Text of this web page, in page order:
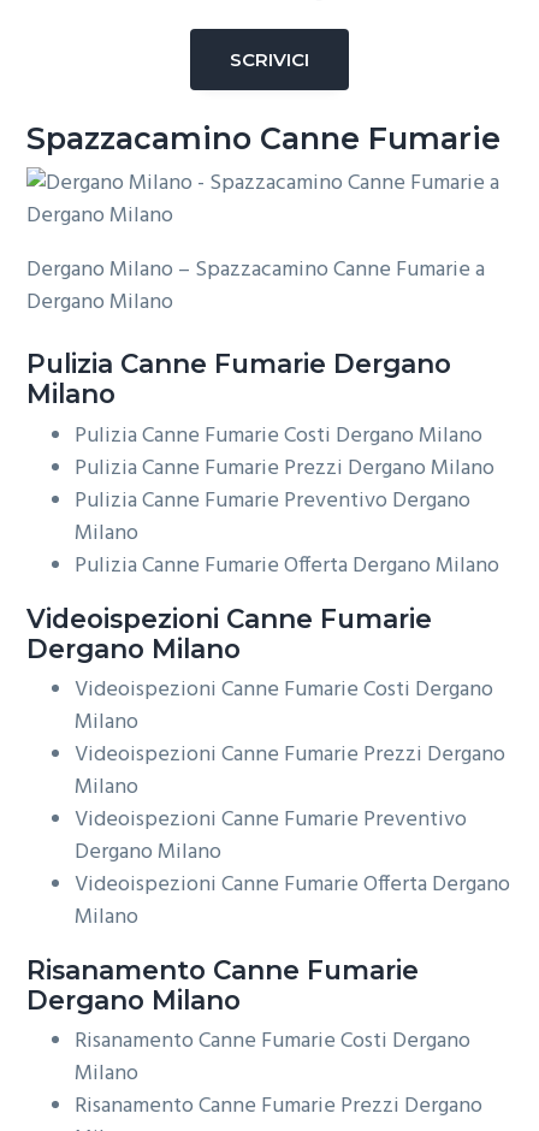
SCRIVICI
Spazzacamino Canne Fumarie
Dergano Milano – Spazzacamino Canne Fumarie a
Dergano Milano
Pulizia Canne Fumarie Dergano
Milano
Pulizia Canne Fumarie Costi Dergano Milano
Pulizia Canne Fumarie Prezzi Dergano Milano
Pulizia Canne Fumarie Preventivo Dergano
Milano
Pulizia Canne Fumarie Offerta Dergano Milano
Videoispezioni Canne Fumarie
Dergano Milano
Videoispezioni Canne Fumarie Costi Dergano
Milano
Videoispezioni Canne Fumarie Prezzi Dergano
Milano
Videoispezioni Canne Fumarie Preventivo
Dergano Milano
Videoispezioni Canne Fumarie Offerta Dergano
Milano
Risanamento Canne Fumarie
Dergano Milano
Risanamento Canne Fumarie Costi Dergano
Milano
Risanamento Canne Fumarie Prezzi Dergano